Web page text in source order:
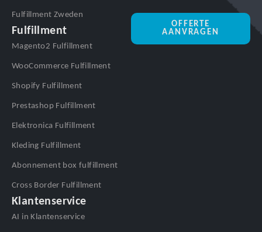
Fulfillment Zweden
Fulfillment
Magento2 Fulfillment
WooCommerce Fulfillment
Shopify Fulfillment
Prestashop Fulfillment
Elektronica Fulfillment
Kleding Fulfillment
Abonnement box fulfillment
Cross Border Fulfillment
Klantenservice
AI in Klantenservice
OFFERTE
AANVRAGEN